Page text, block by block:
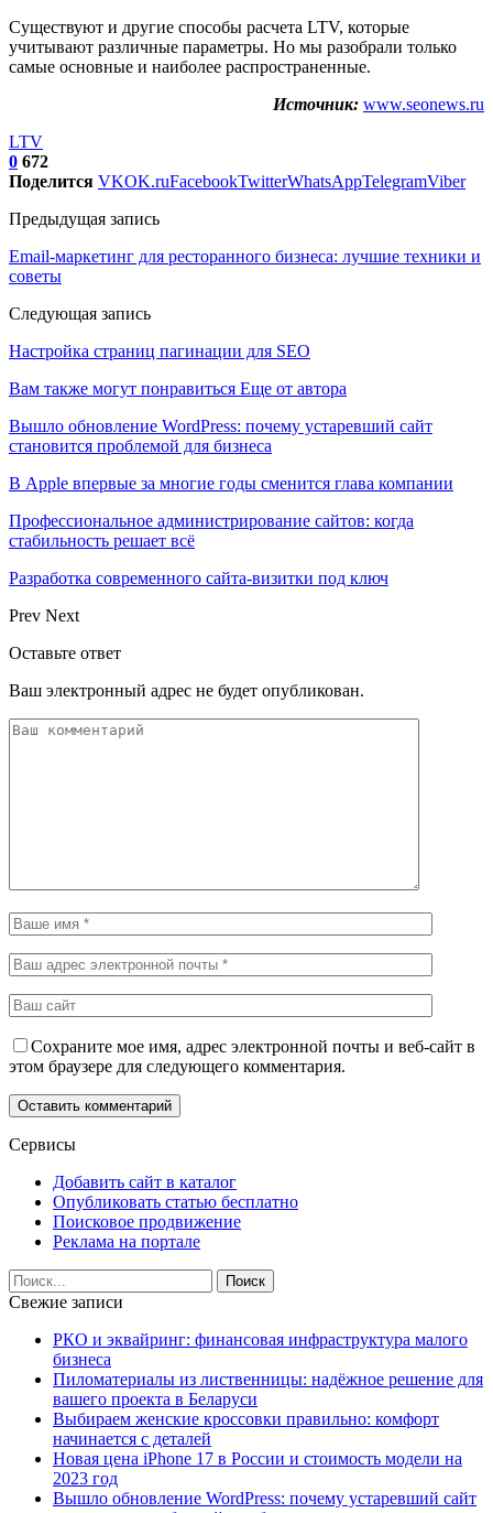
Существуют и другие способы расчета LTV, которые
учитывают различные параметры. Но мы разобрали только
самые основные и наиболее распространенные.
Источник: www.seonews.ru
LTV
0 672
Поделится VKOK.ruFacebookTwitterWhatsAppTelegramViber
Предыдущая запись
Email-маркетинг для ресторанного бизнеса: лучшие техники и
советы
Следующая запись
Настройка страниц пагинации для SEO
Вам также могут понравиться Еще от автора
Вышло обновление WordPress: почему устаревший сайт
становится проблемой для бизнеса
В Apple впервые за многие годы сменится глава компании
Профессиональное администрирование сайтов: когда
стабильность решает всё
Разработка современного сайта-визитки под ключ
Prev Next
Оставьте ответ
Ваш электронный адрес не будет опубликован.
Сохраните мое имя, адрес электронной почты и веб-сайт в
этом браузере для следующего комментария.
Сервисы
Добавить сайт в каталог
Опубликовать статью бесплатно
Поисковое продвижение
Реклама на портале
Свежие записи
РКО и эквайринг: финансовая инфраструктура малого
бизнеса
Пиломатериалы из лиственницы: надёжное решение для
вашего проекта в Беларуси
Выбираем женские кроссовки правильно: комфорт
начинается с деталей
Новая цена iPhone 17 в России и стоимость модели на
2023 год
Вышло обновление WordPress: почему устаревший сайт